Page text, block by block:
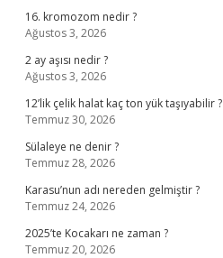
16. kromozom nedir ?
Ağustos 3, 2026
2 ay aşısı nedir ?
Ağustos 3, 2026
12’lik çelik halat kaç ton yük taşıyabilir ?
Temmuz 30, 2026
Sülaleye ne denir ?
Temmuz 28, 2026
Karasu’nun adı nereden gelmiştir ?
Temmuz 24, 2026
2025’te Kocakarı ne zaman ?
Temmuz 20, 2026